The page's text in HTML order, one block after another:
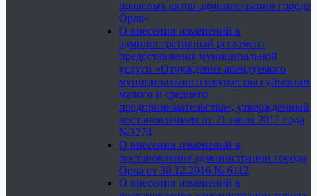
правовых актов администрации города
Орла»
О внесении изменений в
административный регламент
предоставления муниципальной
услуги «Отчуждение арендуемого
муниципального имущества субъектам
малого и среднего
предпринимательства», утвержденный
постановлением от 21 июля 2017 года
№3274
О внесении изменений в
постановление администрации города
Орла от 30.12.2016 № 6112
О внесении изменений в